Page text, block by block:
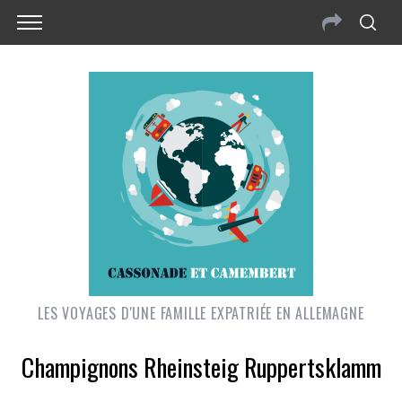
LES VOYAGES D'UNE FAMILLE EXPATRIÉE EN ALLEMAGNE
Champignons Rheinsteig Ruppertsklamm